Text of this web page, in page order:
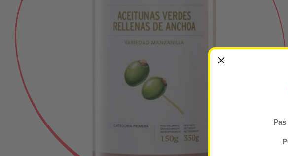
Ouvrir le média 0 en mode modal